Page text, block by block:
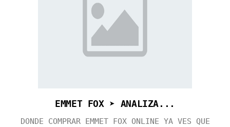
EMMET FOX ➤ ANALIZA...
DONDE COMPRAR EMMET FOX ONLINE YA VES QUE